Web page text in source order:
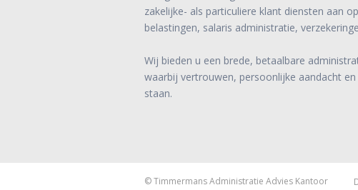
zakelijke- als particuliere klant diensten aan
belastingen, salaris administratie,
Wij bieden u een brede, betaalbare
waarbij vertrouwen, persoonlijke aandacht
staan.
© Timmermans Administratie Advies Kantoor